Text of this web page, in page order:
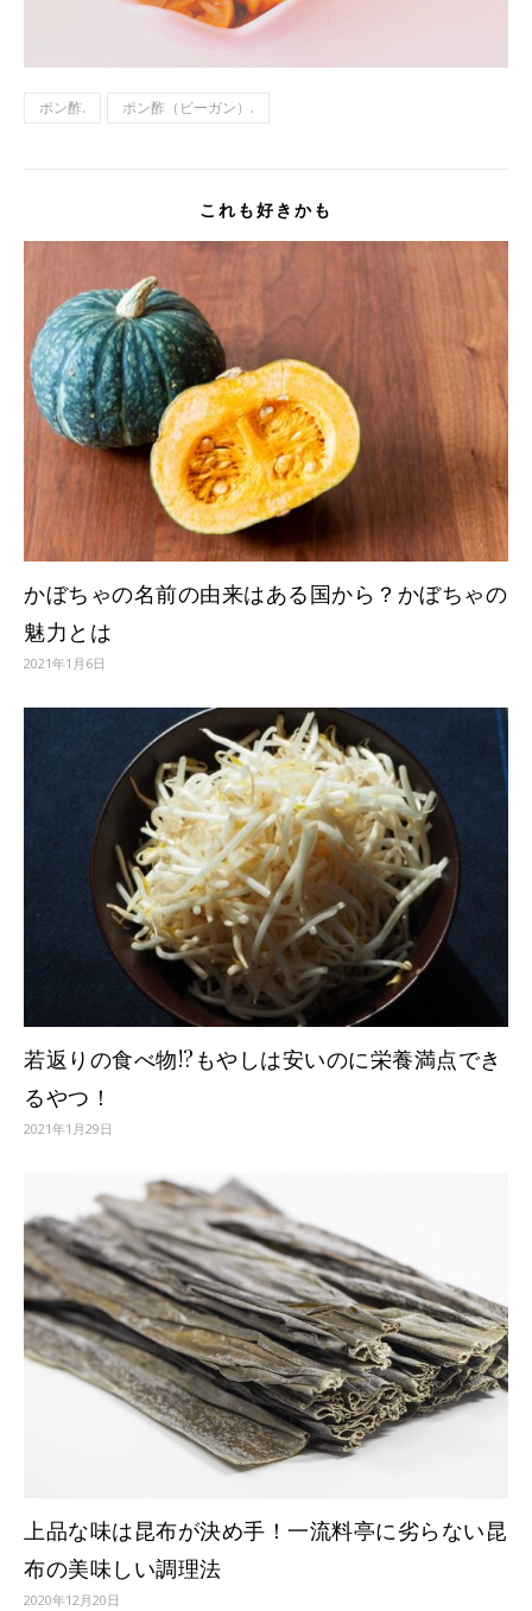
ポン酢. ポン酢（ビーガン）.
これも好きかも
かぼちゃの名前の由来はある国から？かぼちゃの
魅力とは
2021年1月6日
若返りの食べ物!?もやしは安いのに栄養満点でき
るやつ！
2021年1月29日
上品な味は昆布が決め手！一流料亭に劣らない昆
布の美味しい調理法
2020年12月20日